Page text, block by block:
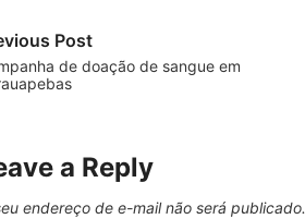
Post
de doação de sangue em
a Reply
endereço de e-mail não será publicado.